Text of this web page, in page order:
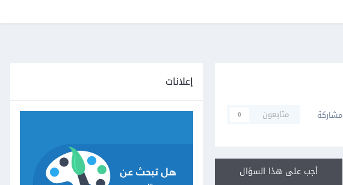
مشاركة متابعون 0
أجب على هذا السؤال
إعلانات